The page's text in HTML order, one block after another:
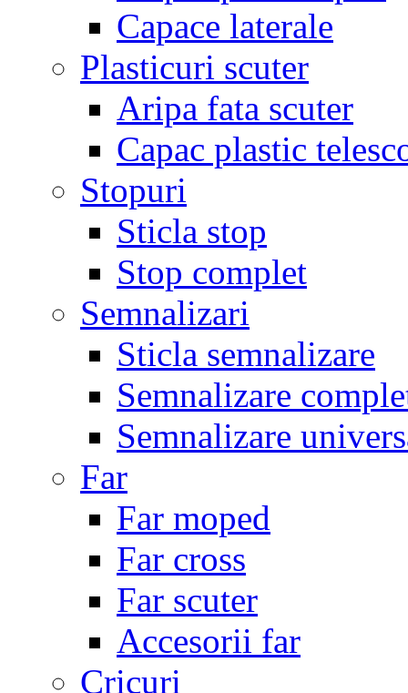
Capace laterale
Plasticuri scuter
Aripa fata scuter
Capac plastic
Stopuri
Sticla stop
Stop complet
Semnalizari
Sticla semnalizare
Semnalizare
Semnalizare
Far
Far moped
Far cross
Far scuter
Accesorii far
Cricuri